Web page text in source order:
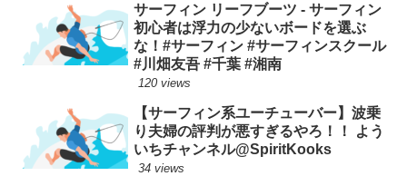
サーフィン リーフブーツ - サーフィン
初心者は浮力の少ないボードを選ぶ
な！#サーフィン #サーフィンスクール
#川畑友吾 #千葉 #湘南
120 views
【サーフィン系ユーチューバー】波乗
り夫婦の評判が悪すぎるやろ！！ よう
いちチャンネル@SpiritKooks
34 views